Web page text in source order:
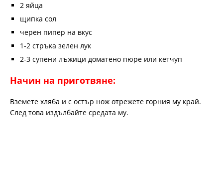
2 яйца
щипка сол
черен пипер на вкус
1-2 стръка зелен лук
2-3 супени лъжици доматено пюре или кетчуп
Начин на приготвяне:
Вземете хляба и с остър нож отрежете горния му край.
След това издълбайте средата му.